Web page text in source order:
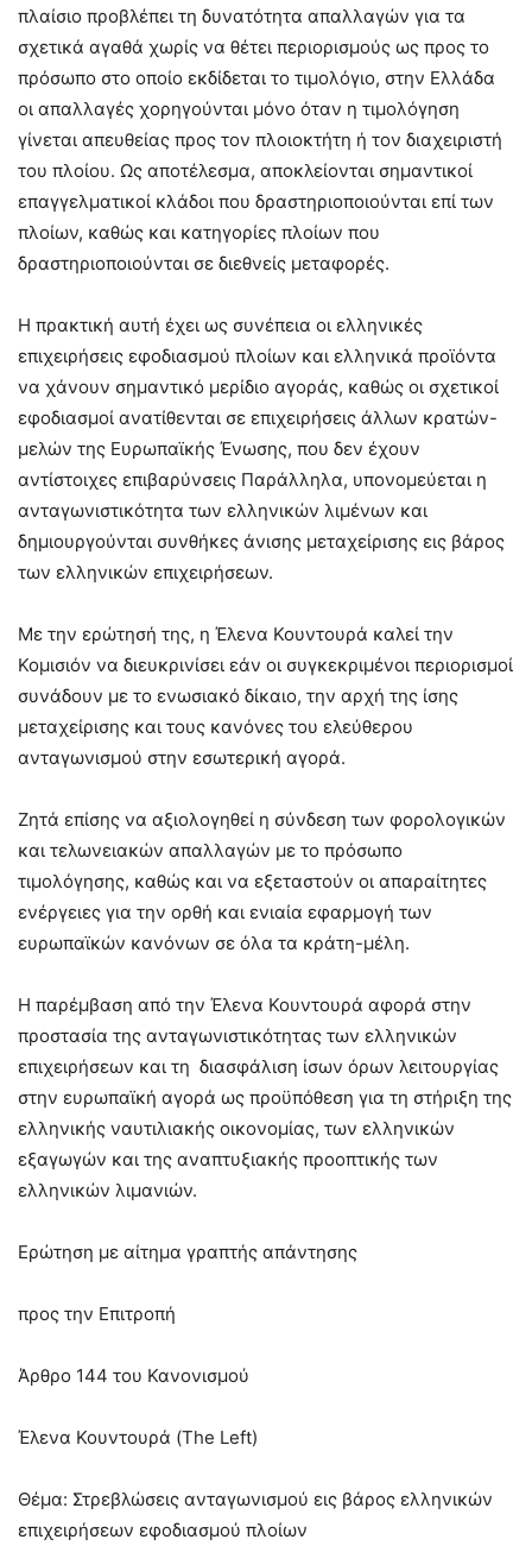
πλαίσιο προβλέπει τη δυνατότητα απαλλαγών για τα
σχετικά αγαθά χωρίς να θέτει περιορισμούς ως προς το
πρόσωπο στο οποίο εκδίδεται το τιμολόγιο, στην Ελλάδα
οι απαλλαγές χορηγούνται μόνο όταν η τιμολόγηση
γίνεται απευθείας προς τον πλοιοκτήτη ή τον διαχειριστή
του πλοίου. Ως αποτέλεσμα, αποκλείονται σημαντικοί
επαγγελματικοί κλάδοι που δραστηριοποιούνται επί των
πλοίων, καθώς και κατηγορίες πλοίων που
δραστηριοποιούνται σε διεθνείς μεταφορές.
Η πρακτική αυτή έχει ως συνέπεια οι ελληνικές
επιχειρήσεις εφοδιασμού πλοίων και ελληνικά προϊόντα
να χάνουν σημαντικό μερίδιο αγοράς, καθώς οι σχετικοί
εφοδιασμοί ανατίθενται σε επιχειρήσεις άλλων κρατών-
μελών της Ευρωπαϊκής Ένωσης, που δεν έχουν
αντίστοιχες επιβαρύνσεις Παράλληλα, υπονομεύεται η
ανταγωνιστικότητα των ελληνικών λιμένων και
δημιουργούνται συνθήκες άνισης μεταχείρισης εις βάρος
των ελληνικών επιχειρήσεων.
Με την ερώτησή της, η Έλενα Κουντουρά καλεί την
Κομισιόν να διευκρινίσει εάν οι συγκεκριμένοι περιορισμοί
συνάδουν με το ενωσιακό δίκαιο, την αρχή της ίσης
μεταχείρισης και τους κανόνες του ελεύθερου
ανταγωνισμού στην εσωτερική αγορά.
Ζητά επίσης να αξιολογηθεί η σύνδεση των φορολογικών
και τελωνειακών απαλλαγών με το πρόσωπο
τιμολόγησης, καθώς και να εξεταστούν οι απαραίτητες
ενέργειες για την ορθή και ενιαία εφαρμογή των
ευρωπαϊκών κανόνων σε όλα τα κράτη-μέλη.
Η παρέμβαση από την Έλενα Κουντουρά αφορά στην
προστασία της ανταγωνιστικότητας των ελληνικών
επιχειρήσεων και τη διασφάλιση ίσων όρων λειτουργίας
στην ευρωπαϊκή αγορά ως προϋπόθεση για τη στήριξη της
ελληνικής ναυτιλιακής οικονομίας, των ελληνικών
εξαγωγών και της αναπτυξιακής προοπτικής των
ελληνικών λιμανιών.
Ερώτηση με αίτημα γραπτής απάντησης
προς την Επιτροπή
Άρθρο 144 του Κανονισμού
Έλενα Κουντουρά (The Left)
Θέμα: Στρεβλώσεις ανταγωνισμού εις βάρος ελληνικών
επιχειρήσεων εφοδιασμού πλοίων